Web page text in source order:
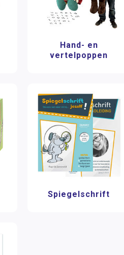
Hand- en
vertelpoppen
Spiegelschrift